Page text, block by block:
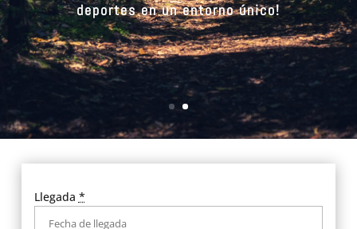
deportes en un entorno único!
Llegada *